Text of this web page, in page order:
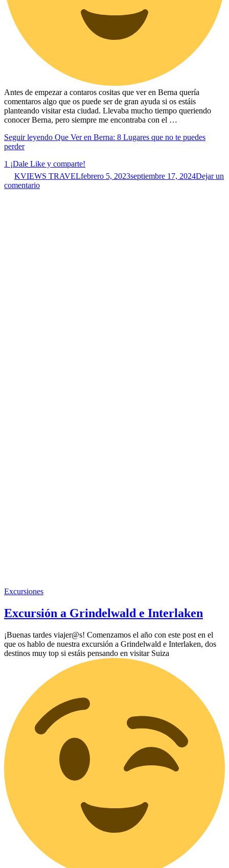
Antes de empezar a contaros cositas que ver en Berna quería
comentaros algo que os puede ser de gran ayuda si os estáis
planteando visitar esta ciudad. Llevaba mucho tiempo queriendo
conocer Berna, pero siempre me encontraba con el …
Seguir leyendo Que Ver en Berna: 8 Lugares que no te puedes
perder
1 ¡Dale Like y comparte!
KVIEWS TRAVELfebrero 5, 2023septiembre 17, 2024Dejar un
comentario
Excursiones
Excursión a Grindelwald e Interlaken
¡Buenas tardes viajer@s! Comenzamos el año con este post en el
que os hablo de nuestra excursión a Grindelwald e Interlaken, dos
destinos muy top si estáis pensando en visitar Suiza